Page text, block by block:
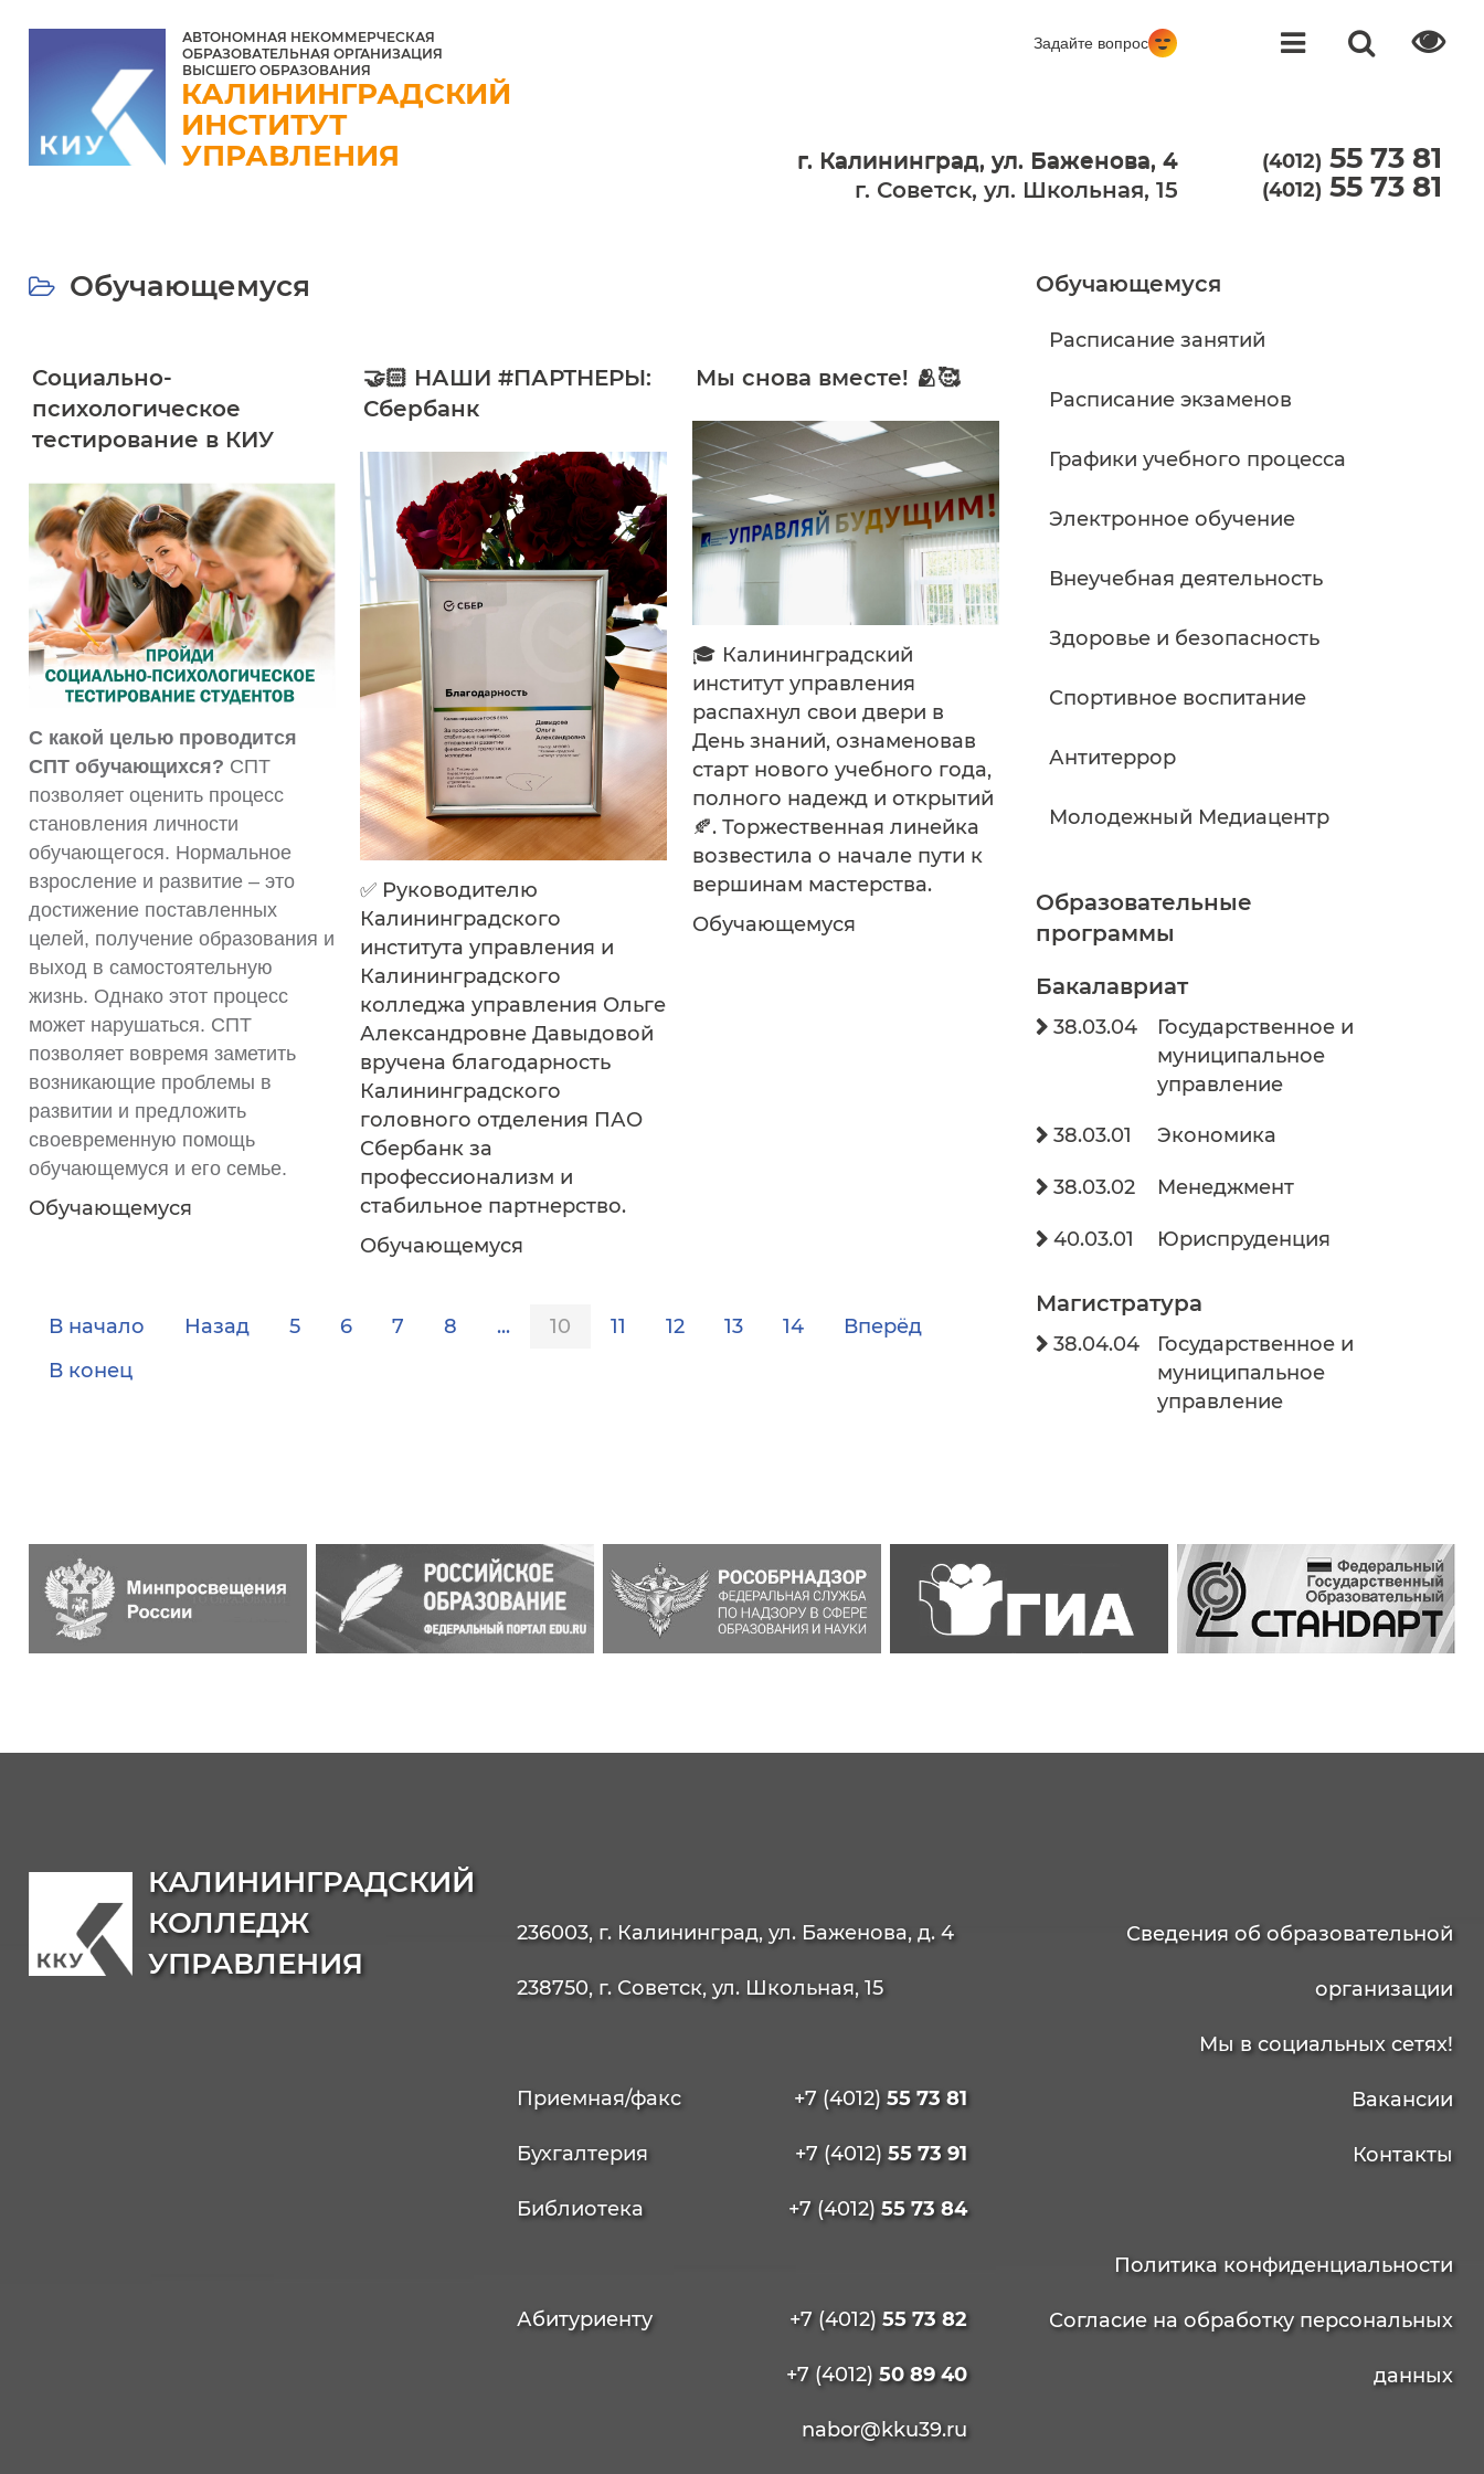
АВТОНОМНАЯ НЕКОММЕРЧЕСКАЯ
ОБРАЗОВАТЕЛЬНАЯ ОРГАНИЗАЦИЯ
ВЫСШЕГО ОБРАЗОВАНИЯ
КАЛИНИНГРАДСКИЙ
ИНСТИТУТ
УПРАВЛЕНИЯ
г. Калининград, ул. Баженова, 4 (4012) 55 73 81
г. Калининград, ул. Баженова, 4
г. Советск, ул. Школьная, 15
(4012) 55 73 81
Задайте вопрос
Обучающемуся
Социально-
психологическое
тестирование в КИУ
С какой целью проводится
СПТ обучающихся? СПТ
позволяет оценить процесс
становления личности
обучающегося. Нормальное
взросление и развитие – это
достижение поставленных
целей, получение образования и
выход в самостоятельную
жизнь. Однако этот процесс
может нарушаться. СПТ
позволяет вовремя заметить
возникающие проблемы в
развитии и предложить
своевременную помощь
обучающемуся и его семье.
Обучающемуся
🤝🏻 НАШИ #ПАРТНЕРЫ:
Сбербанк
✅ Руководителю
Калининградского
института управления и
Калининградского
колледжа управления Ольге
Александровне Давыдовой
вручена благодарность
Калининградского
головного отделения ПАО
Сбербанк за
профессионализм и
стабильное партнерство.
Обучающемуся
Мы снова вместе! 🫂🥰
🎓 Калининградский
институт управления
распахнул свои двери в
День знаний, ознаменовав
старт нового учебного года,
полного надежд и открытий
🍂. Торжественная линейка
возвестила о начале пути к
вершинам мастерства.
Обучающемуся
В начало Назад 5 6 7 8 ... 10 11 12 13 14
Вперёд
В конец
Обучающемуся
Расписание занятий
Расписание экзаменов
Графики учебного процесса
Электронное обучение
Внеучебная деятельность
Здоровье и безопасность
Спортивное воспитание
Антитеррор
Молодежный Медиацентр
Образовательные
программы
Бакалавриат
38.03.04
Государственное и
муниципальное
управление
38.03.01 Экономика
38.03.02 Менеджмент
40.03.01 Юриспруденция
Магистратура
38.04.04
Государственное и
муниципальное
управление
КАЛИНИНГРАДСКИЙ
КОЛЛЕДЖ
УПРАВЛЕНИЯ
236003, г. Калининград, ул. Баженова, д. 4
238750, г. Советск, ул. Школьная, 15
Приемная/факс +7 (4012) 55 73 81
Бухгалтерия +7 (4012) 55 73 91
Библиотека +7 (4012) 55 73 84
Абитуриенту +7 (4012) 55 73 82
+7 (4012) 50 89 40
nabor@kku39.ru
Сведения об образовательной
организации
Мы в социальных сетях!
Вакансии
Контакты
Политика конфиденциальности
Согласие на обработку персональных
данных